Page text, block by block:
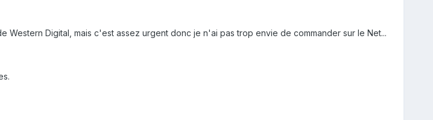
Western Digital, mais c'est assez urgent donc je n'ai pas trop envie de commander sur le Net...